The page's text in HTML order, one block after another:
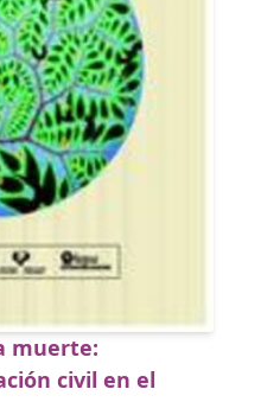
muerte:
civil en el